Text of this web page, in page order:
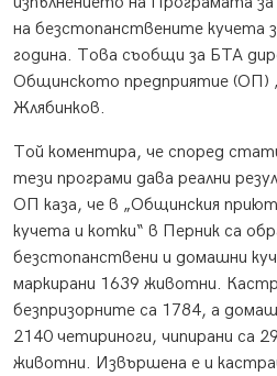
на безстопанствените кучета
година. Това съобщи за БТА
Общинското предприятие (ОП)
Жлябинков.
Той коментира, че според
тези програми дава реални
ОП каза, че в „Общинския
кучета и котки“ в Перник са
безстопанствени и домашни
маркирани 1639 животни.
безпризорните са 1784, а
2140 четириноги, чипирани са
животни. Извършена е и